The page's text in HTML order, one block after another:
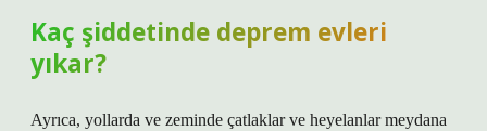
Kaç şiddetinde deprem evleri
yıkar?
Ayrıca, yollarda ve zeminde çatlaklar ve heyelanlar meydana